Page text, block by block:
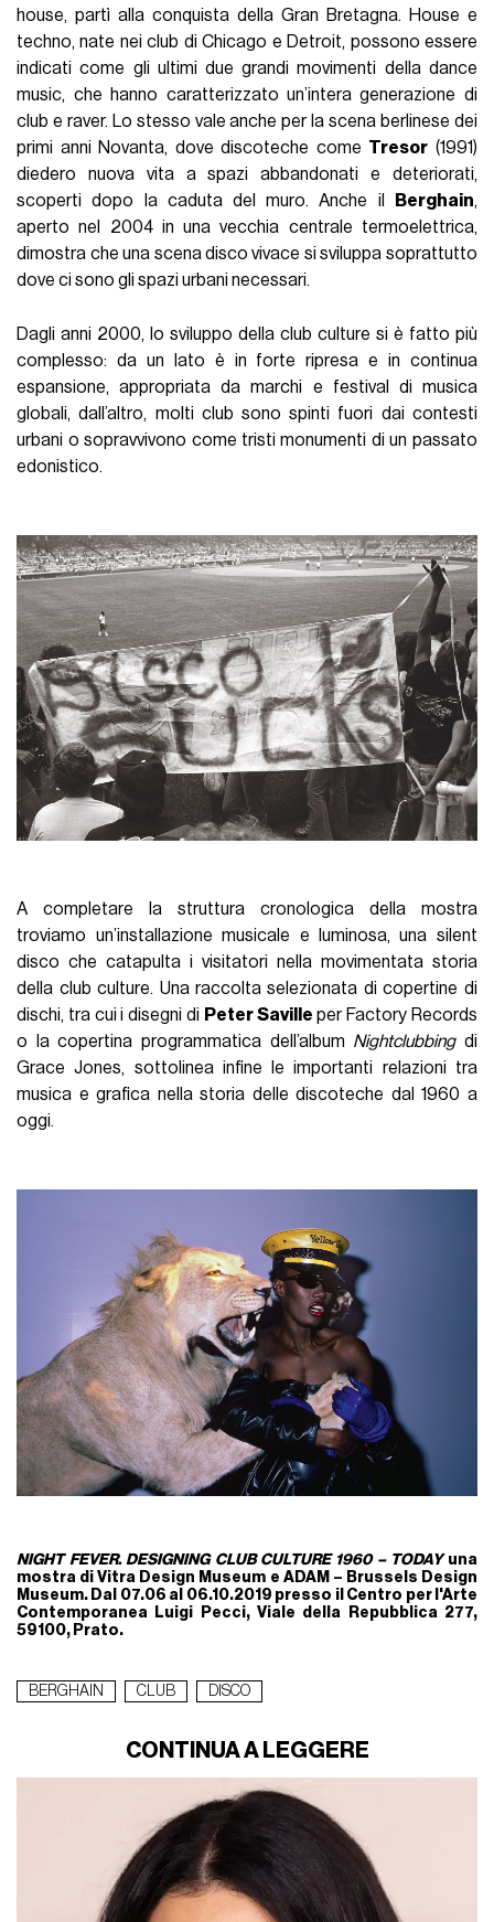
house, partì alla conquista della Gran Bretagna. House e
techno, nate nei club di Chicago e Detroit, possono essere
indicati come gli ultimi due grandi movimenti della dance
music, che hanno caratterizzato un’intera generazione di
club e raver. Lo stesso vale anche per la scena berlinese dei
primi anni Novanta, dove discoteche come Tresor (1991)
diedero nuova vita a spazi abbandonati e deteriorati,
scoperti dopo la caduta del muro. Anche il
Berghain,
aperto nel 2004 in una vecchia centrale termoelettrica,
dimostra che una scena disco vivace si sviluppa soprattutto
dove ci sono gli spazi urbani necessari.
Dagli anni 2000, lo sviluppo della club culture si è fatto più
complesso: da un lato è in forte ripresa e in continua
espansione, appropriata da marchi e festival di musica
globali, dall’altro, molti club sono spinti fuori dai contesti
urbani o sopravvivono come tristi monumenti di un passato
edonistico.
A completare la struttura cronologica della mostra
troviamo un’installazione musicale e luminosa, una silent
disco che catapulta i visitatori nella movimentata storia
della club culture. Una raccolta selezionata di copertine di
dischi, tra cui i disegni di Peter Saville per Factory Records
o la copertina programmatica dell’album Nightclubbingdi
Grace Jones, sottolinea infine le importanti relazioni tra
musica e grafica nella storia delle discoteche dal 1960 a
oggi.
NIGHT FEVER. DESIGNING CLUB CULTURE 1960 – TODAYuna
mostra di Vitra Design Museum e ADAM – Brussels Design
Museum. Dal 07.06 al 06.10.2019 presso il Centro per l'Arte
Contemporanea Luigi Pecci, Viale della Repubblica 277,
59100, Prato.
BERGHAIN CLUB DISCO
CONTINUA A LEGGERE